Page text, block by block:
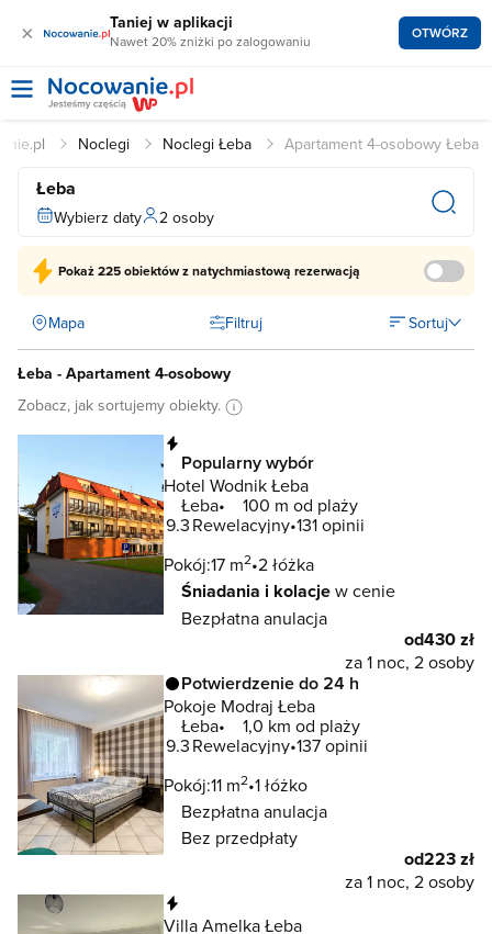
× Taniej w aplikacji
Nawet 20% zniżki po zalogowaniu OTWÓRZ
Noclegi Noclegi Łeba Apartament 4-osobowy Łeba
Łeba
Wybierz daty 2 osoby
Pokaż225 obiektówz natychmiastową rezerwacją
Mapa Filtruj Sortuj
Łeba - Apartament 4-osobowy
Zobacz, jak sortujemy obiekty.
Popularny wybór
Hotel Wodnik Łeba
Łeba
100 m od plaży
9.3Rewelacyjny 131 opinii
Pokój:17 m2 2 łóżka
Śniadania i kolacjew cenie
Bezpłatna anulacja
od430 zł
za 1 noc, 2 osoby
Potwierdzenie do 24 h
Pokoje Modraj Łeba
Łeba
1,0 km od plaży
9.3Rewelacyjny 137 opinii
Pokój:11 m2 1 łóżko
Bezpłatna anulacja
Bez przedpłaty
od223 zł
za 1 noc, 2 osoby
Villa Amelka Łeba